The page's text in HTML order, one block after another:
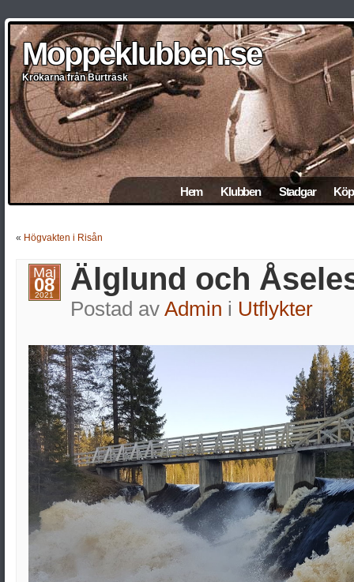
Moppeklubben.se
Moppeklubben.se
Moppeklubben.se
Moppeklubben.se
Moppeklubben.se
Krökarna från Burträsk
Krökarna från Burträsk
Krökarna från Burträsk
Krökarna från Burträsk
Krökarna från Burträsk
Hem Klubben Stadgar
« Högvakten i Risån
Maj
08
2021 Älglund och
Postad av Admin i Utflykter